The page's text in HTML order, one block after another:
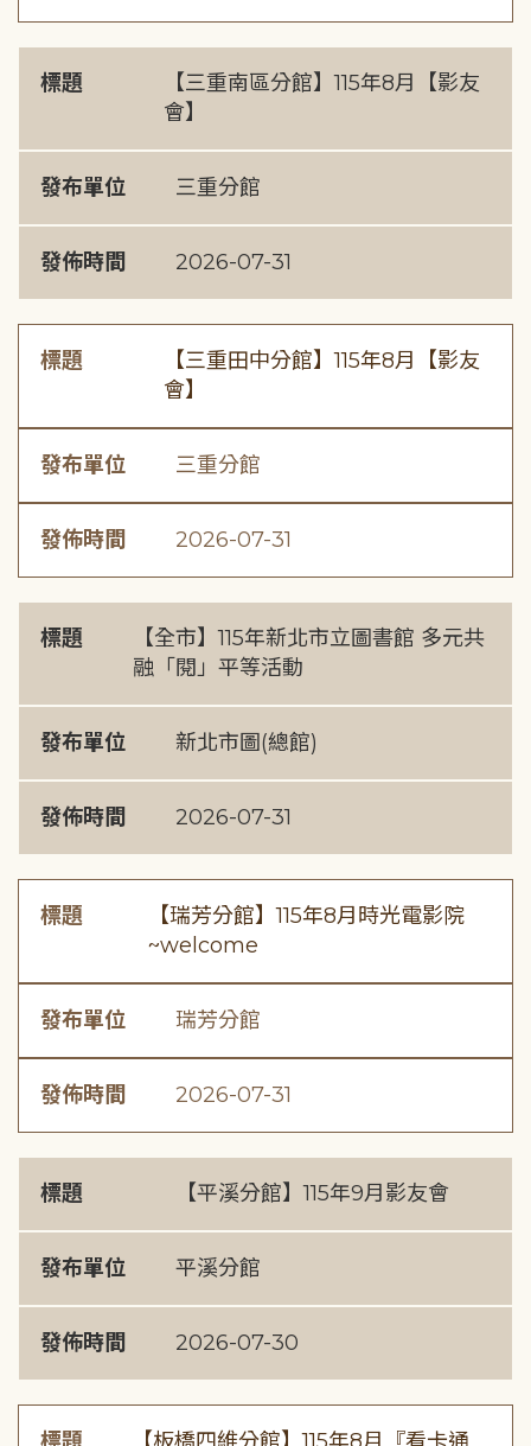
標題
【三重南區分館】115年8月【影友
會】
發布單位 三重分館
發佈時間 2026-07-31
標題
【三重田中分館】115年8月【影友
會】
發布單位 三重分館
發佈時間 2026-07-31
標題
【全市】115年新北市立圖書館 多元共
融「閱」平等活動
發布單位 新北市圖(總館)
發佈時間 2026-07-31
標題
【瑞芳分館】115年8月時光電影院
~welcome
發布單位 瑞芳分館
發佈時間 2026-07-31
標題 【平溪分館】115年9月影友會
發布單位 平溪分館
發佈時間 2026-07-30